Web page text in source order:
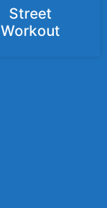
Street
Workout